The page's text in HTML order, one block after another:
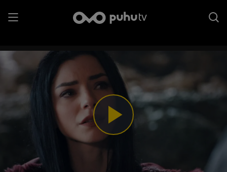
Play
6. Bölüm - Sen Kazandın Deniz
Kategori: